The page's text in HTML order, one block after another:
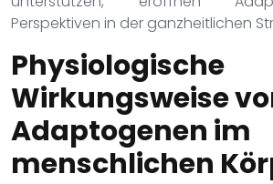
Perspektiven in der ganzheitlichen
Physiologische
Wirkungsweise
Adaptogenen im
menschlichen